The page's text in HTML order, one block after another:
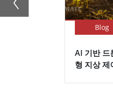
Blog
AI 기반 드
형 지상 제